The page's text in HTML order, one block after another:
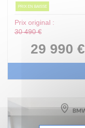
PRIX EN BAISSE
Prix original :
30 490 €
29 990 €